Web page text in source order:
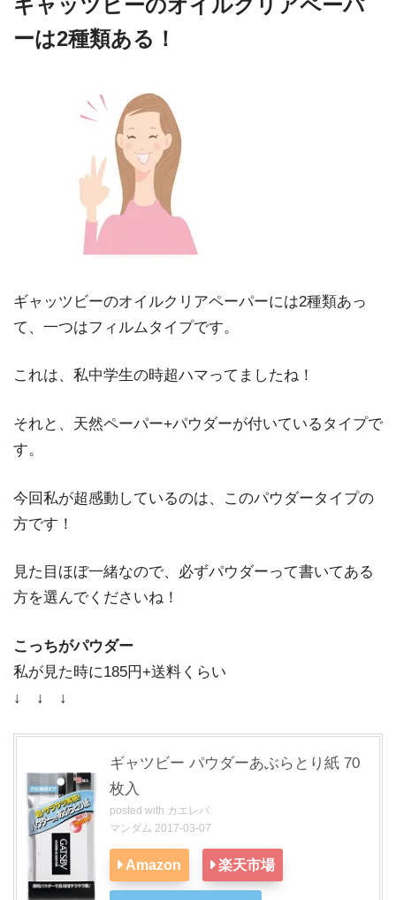
ギャッツビーのオイルクリアペーパ
ーは2種類ある！
ギャッツビーのオイルクリアペーパーには2種類あっ
て、一つはフィルムタイプです。
これは、私中学生の時超ハマってましたね！
それと、天然ペーパー+パウダーが付いているタイプで
す。
今回私が超感動しているのは、このパウダータイプの
方です！
見た目ほぼ一緒なので、必ずパウダーって書いてある
方を選んでくださいね！
こっちがパウダー
私が見た時に185円+送料くらい
↓ ↓ ↓
ギャツビー パウダーあぶらとり紙 70
枚入
posted with カエレバ
マンダム 2017-03-07
Amazon 楽天市場